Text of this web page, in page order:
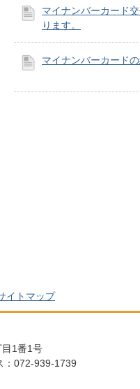
マイナンバーカード
ります。
マイナンバーカード
イトマップ
1番1号
：072-939-1739